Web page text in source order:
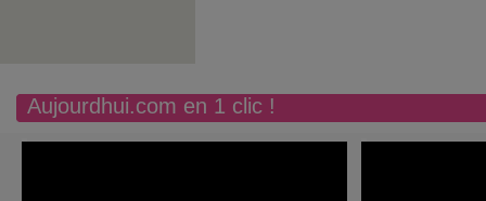
Aujourdhui.com en 1 clic !